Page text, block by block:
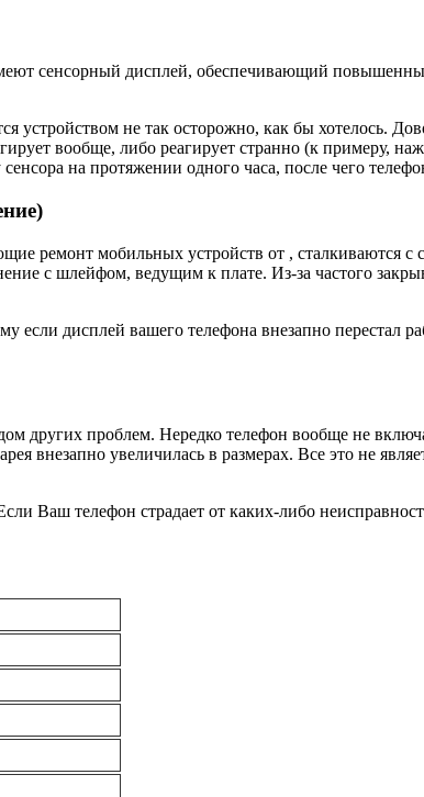
сенсорный дисплей, обеспечивающий
устройством не так осторожно, как бы хотелось.
вообще, либо реагирует странно (к примеру,
на протяжении одного часа, после чего
ремонт мобильных устройств от , сталкиваются с
с шлейфом, ведущим к плате. Из-за частого
если дисплей вашего телефона внезапно
других проблем. Нередко телефон вообще не
внезапно увеличилась в размерах. Все это не
Ваш телефон страдает от каких-либо